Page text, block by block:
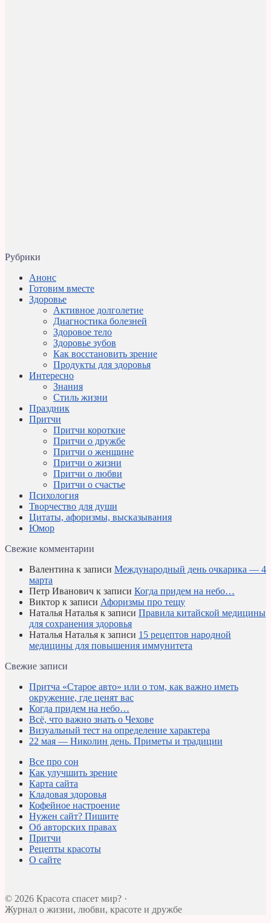
Рубрики
Анонс
Готовим вместе
Здоровье
Активное долголетие
Диагностика болезней
Здоровое тело
Здоровье зубов
Как восстановить зрение
Продукты для здоровья
Интересно
Знания
Стиль жизни
Праздник
Притчи
Притчи короткие
Притчи о дружбе
Притчи о женщине
Притчи о жизни
Притчи о любви
Притчи о счастье
Психология
Творчество для души
Цитаты, афоризмы, высказывания
Юмор
Свежие комментарии
Валентина к записи Международный день очкарика — 4
марта
Петр Иванович к записи Когда придем на небо…
Виктор к записи Афоризмы про тещу
Наталья Наталья к записи Правила китайской медицины
для сохранения здоровья
Наталья Наталья к записи 15 рецептов народной
медицины для повышения иммунитета
Свежие записи
Притча «Старое авто» или о том, как важно иметь
окружение, где ценят вас
Когда придем на небо…
Всё, что важно знать о Чехове
Визуальный тест на определение характера
22 мая — Николин день. Приметы и традиции
Все про сон
Как улучшить зрение
Карта сайта
Кладовая здоровья
Кофейное настроение
Нужен сайт? Пишите
Об авторских правах
Притчи
Рецепты красоты
О сайте
© 2026 Красота спасет мир? ·
Журнал о жизни, любви, красоте и дружбе